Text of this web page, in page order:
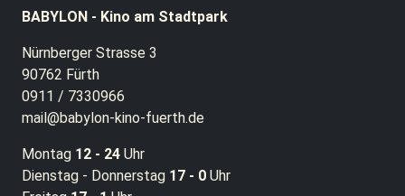
BABYLON - Kino am Stadtpark
Nürnberger Strasse 3
90762 Fürth
0911 / 7330966
mail@babylon-kino-fuerth.de
Montag 12 - 24 Uhr
Dienstag - Donnerstag 17 - 0 Uhr